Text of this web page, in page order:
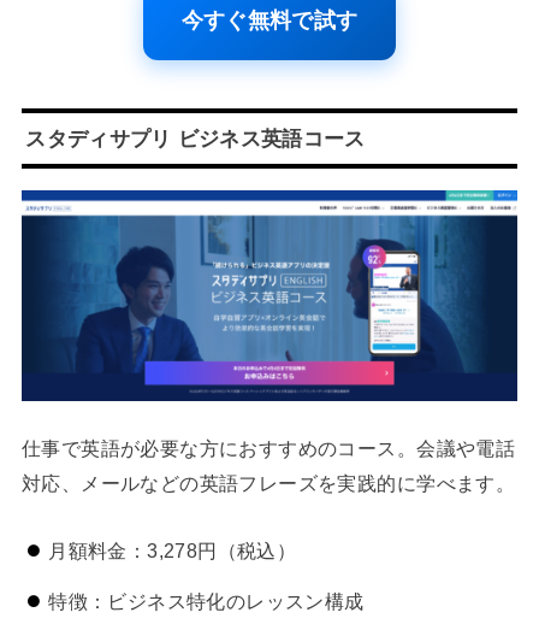
今すぐ無料で試す
スタディサプリ ビジネス英語コース
仕事で英語が必要な方におすすめのコース。会議や電話
対応、メールなどの英語フレーズを実践的に学べます。
月額料金：3,278円（税込）
特徴：ビジネス特化のレッスン構成